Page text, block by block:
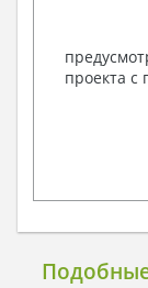
проекта с